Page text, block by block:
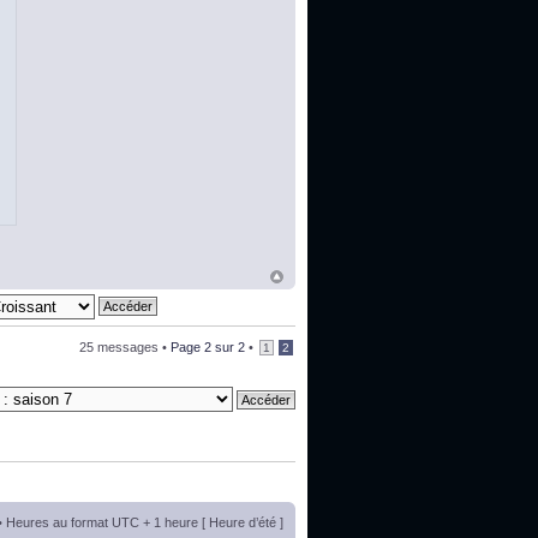
25 messages • Page 2 sur 2 • 1 2
Heures au format UTC + 1 heure [ Heure d’été ]